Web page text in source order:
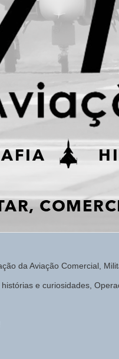
da Aviação Comercial,
e curiosidades,